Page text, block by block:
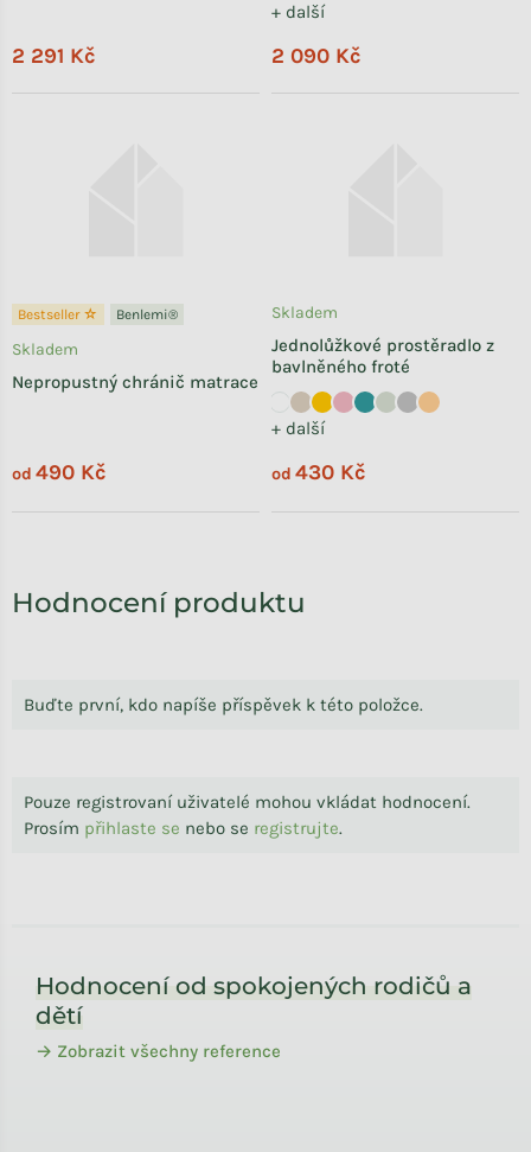
Hodnocení produktu
Buďte první, kdo napíše příspěvek k této položce.
Pouze registrovaní uživatelé mohou vkládat hodnocení.
Prosím přihlaste se nebo se registrujte.
2 291 Kč
+ další
2 090 Kč
Bestseller ☆ Benlemi®
Nepropustný chránič matrace
Skladem
od 490 Kč
Jednolůžkové prostěradlo z
bavlněného froté
+ další
Skladem
od 430 Kč
Hodnocení od spokojených rodičů a
dětí
→ Zobrazit všechny reference